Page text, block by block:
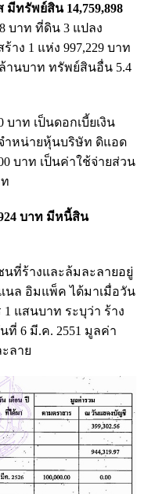
ทรัพย์สิน 14,759,898
บาท ที่ดิน 3 แปลง
าง 1 แห่ง 997,229 บาท
ล้านบาท ทรัพย์สินอื่น 5.4
บาท เป็นดอกเบี้ยเงิน
จำหน่ายหุ้นบริษัท ดิแอด
บาท เป็นค่าใช้จ่ายส่วน
บาท มีหนี้สิน
นที่ร้างและล้มละลายอยู่
นล อิมแพ็ค ได้มาเมื่อวัน
แสนบาท ระบุว่า ร้าง
ที่ 6 มี.ค. 2551 มูลค่า
ลาย